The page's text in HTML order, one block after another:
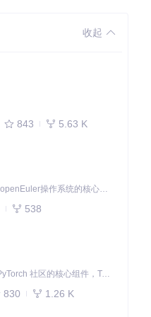
收起
843 5.63 K
openEuler内核是openEuler操作系统的核心，既是系统性能与稳定性的基石，也是连接处理器、设备与服务的桥梁。
538
作为 Ascend for PyTorch 社区的核心组件，TorchNPU 是昇腾专为 PyTorch 打造的深度学习适配插件，使 PyTorch 框架能够直接调用昇腾 NPU，为开发者提供昇腾 AI 处理器的超强算力。
830 1.26 K